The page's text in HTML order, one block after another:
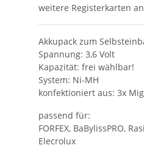
weitere Registerkarten
Akkupack zum
Spannung: 3,6 Volt
Kapazität: frei wählbar!
System: Ni-MH
konfektioniert aus: 3x
passend für:
FORFEX, BaBylissPRO,
Elecrolux